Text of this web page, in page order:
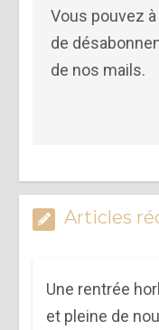
Vous pouvez
de
de nos mails.
Articles
Une rentrée
et pleine de